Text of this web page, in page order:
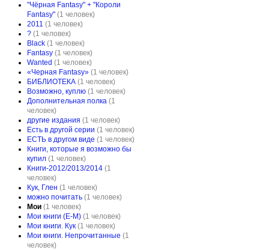
"Чёрная Fantasy" + "Короли
Fantasy" (1 человек)
2011 (1 человек)
? (1 человек)
Black (1 человек)
Fantasy (1 человек)
Wanted (1 человек)
«Черная Fantasy» (1 человек)
БИБЛИОТЕКА (1 человек)
Возможно, куплю (1 человек)
Дополнительная полка (1
человек)
другие издания (1 человек)
Есть в другой серии (1 человек)
ЕСТЬ в другом виде (1 человек)
Книги, которые я возможно бы
купил (1 человек)
Книги-2012/2013/2014 (1
человек)
Кук, Глен (1 человек)
можно почитать (1 человек)
Мои (1 человек)
Мои книги (Е-М) (1 человек)
Мои книги. Кук (1 человек)
Мои книги. Непрочитанные (1
человек)